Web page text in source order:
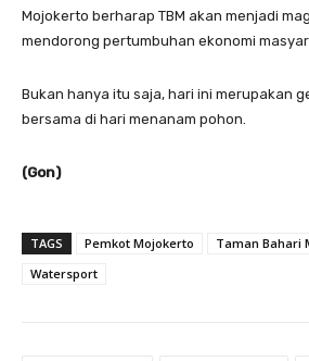
Mojokerto berharap TBM akan menjadi
mendorong pertumbuhan ekonomi
Bukan hanya itu saja, hari ini merupakan
bersama di hari menanam pohon.
(Gon)
TAGS Pemkot Mojokerto Taman Bahari
Watersport